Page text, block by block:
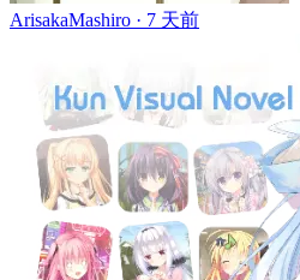
ArisakaMashiro · 7 天前